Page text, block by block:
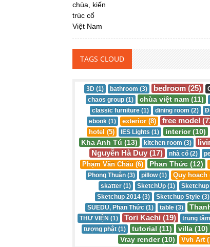
TAGS CLOUD
3D (1) bathroom (3) bedroom (25)
chaos group (1)
chùa việt nam (11)
classic furniture (1)
dining room (2)
ebook (1)
exterior (8) free model
hotel (5) IES Lights (1) interior (10)
Kha Anh Tú (13) kitchen room (3)
Nguyễn Hà Duy (17)
nhà cổ (2)
Phạm Văn Châu (6) Phan Thức (12)
Phong Thuận (3) pillow (1) Quy hoạch
skatter (1)
SketchUp (1)
Sketchup
Sketchup 2014 (3)
Sketchup Style (3)
SUEDU, Phan Thức (1)
table (3)
THƯ VIỆN (1) Tori Kachi (19)
trung
tượng phật (1)
tutorial (11) villa (10)
Vray render (10) Vvh Art